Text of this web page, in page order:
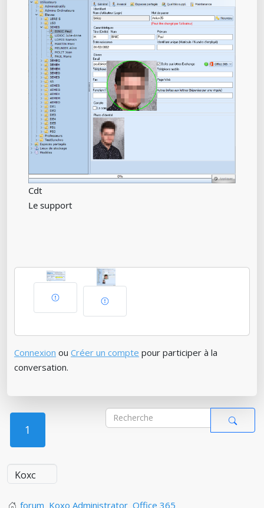
Cdt
Le support
Connexion ou Créer un compte pour participer à la
conversation.
1
forum Koxo Administrator Office 365